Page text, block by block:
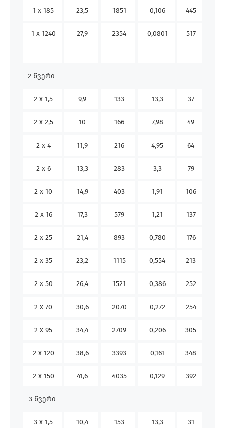
1 x 185 23,5 1851 0,106 445
1 x 1240 27,9 2354 0,0801 517
2 წვერი
2 x 1,5 9,9 133 13,3 37
2 x 2,5 10 166 7,98 49
2 x 4 11,9 216 4,95 64
2 x 6 13,3 283 3,3 79
2 x 10 14,9 403 1,91 106
2 x 16 17,3 579 1,21 137
2 x 25 21,4 893 0,780 176
2 x 35 23,2 1115 0,554 213
2 x 50 26,4 1521 0,386 252
2 x 70 30,6 2070 0,272 254
2 x 95 34,4 2709 0,206 305
2 x 120 38,6 3393 0,161 348
2 x 150 41,6 4035 0,129 392
3 წვერი
3 x 1,5 10,4 153 13,3 31